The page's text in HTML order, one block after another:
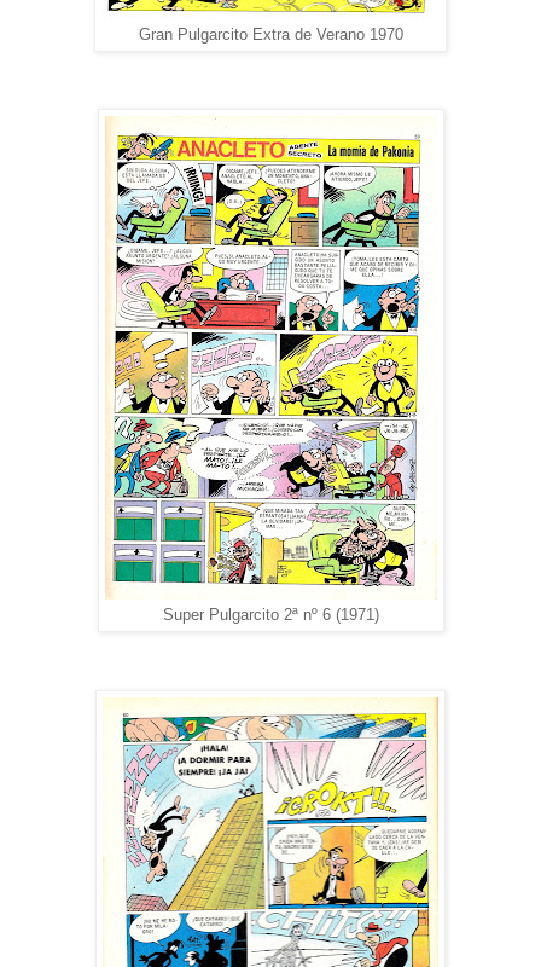
Gran Pulgarcito Extra de Verano 1970
Super Pulgarcito 2ª nº 6 (1971)